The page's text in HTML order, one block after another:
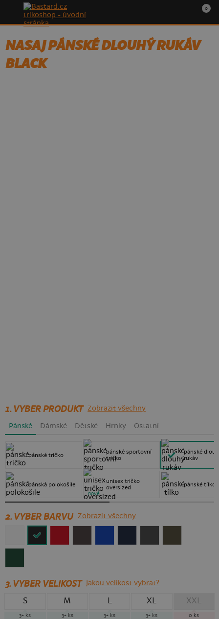
0
NASAJ PÁNSKÉ DLOUHÝ RUKÁV
BLACK
1. VYBER PRODUKT Zobrazit všechny
Pánské Dámské Dětské Hrnky Ostatní
pánské tričko
pánská polokošile
pánské sportovní
tričko
unisex tričko
oversized
nové
pánské
rukáv
pánské tílko
2. VYBER BARVU Zobrazit všechny
3.VYBER VELIKOST Jakou velikost vybrat?
S
3+ ks
M
3+ ks
L
3+ ks
XL
3+ ks
XXL
0 ks